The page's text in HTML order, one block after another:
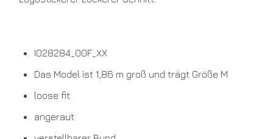
I028284_00F_XX
Das Model ist 1,86 m groß und trägt Größe M
loose fit
angeraut